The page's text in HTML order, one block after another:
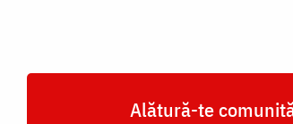
Alătură-te